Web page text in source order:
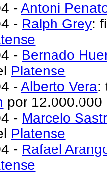
-Antoni
- Ralph Grey:
- Bernado
Platense
-Alberto Vera:
por 12.000.000
- Marcelo
Platense
- Rafael